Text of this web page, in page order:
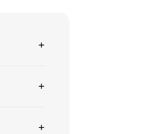
+
+
+